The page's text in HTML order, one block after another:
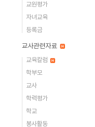
교원평가
자녀교육
등록금
교사관련자료
교육칼럼
학부모
교사
학력평가
학교
봉사활동